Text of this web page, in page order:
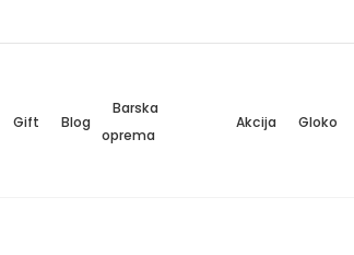
Gift Blog
Barska
oprema
Akcija Gloko